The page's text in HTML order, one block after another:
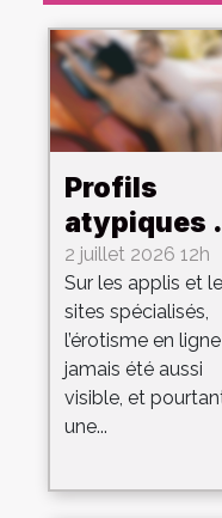
Profils
atypiques :
la face
cachée des
rencontres
érotiques
internet
2 juillet 2026 12h
Sur les applis et
sites spécialisés,
l’érotisme en ligne
jamais été aussi
visible, et
une...